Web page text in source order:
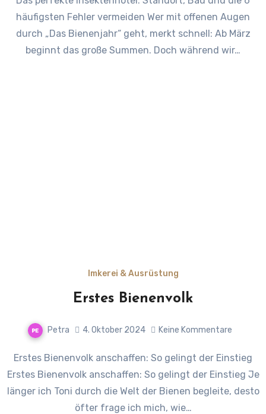
häufigsten Fehler vermeiden Wer mit offenen Augen
durch „Das Bienenjahr“ geht, merkt schnell: Ab März
beginnt das große Summen. Doch während wir…
Imkerei & Ausrüstung
Erstes Bienenvolk
Petra 4. Oktober 2024 Keine Kommentare
Erstes Bienenvolk anschaffen: So gelingt der Einstieg
Erstes Bienenvolk anschaffen: So gelingt der Einstieg Je
länger ich Toni durch die Welt der Bienen begleite, desto
öfter frage ich mich, wie…